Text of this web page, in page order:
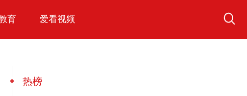
育 爱看视频
热榜